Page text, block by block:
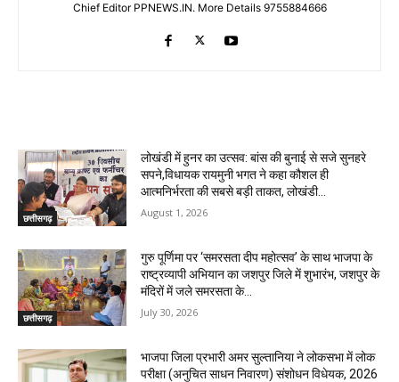
Chief Editor PPNEWS.IN. More Details 9755884666
छत्तीसगढ़
लोखंडी में हुनर का उत्सव: बांस की बुनाई से सजे सुनहरे
सपने,विधायक रायमुनी भगत ने कहा कौशल ही
आत्मनिर्भरता की सबसे बड़ी ताकत, लोखंडी...
August 1, 2026
छत्तीसगढ़
गुरु पूर्णिमा पर ‘समरसता दीप महोत्सव’ के साथ भाजपा के
राष्ट्रव्यापी अभियान का जशपुर जिले में शुभारंभ, जशपुर के
मंदिरों में जले समरसता के...
July 30, 2026
भाजपा जिला प्रभारी अमर सुल्तानिया ने लोकसभा में लोक
परीक्षा (अनुचित साधन निवारण) संशोधन विधेयक, 2026